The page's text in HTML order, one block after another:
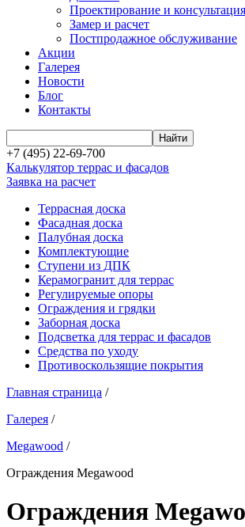
Проектирование и консультация
Замер и расчет
Постпродажное обслуживание
Акции
Галерея
Новости
Блог
Контакты
+7 (495) 22-69-700
Калькулятор террас и фасадов
Заявка на расчет
Террасная доска
Фасадная доска
Палубная доска
Комплектующие
Ступени из ДПК
Керамогранит для террас
Регулируемые опоры
Ограждения и грядки
Заборная доска
Подсветка для террас и фасадов
Средства по уходу
Противоскользящие покрытия
Главная страница /
Галерея /
Megawood /
Ограждения Megawood
Ограждения